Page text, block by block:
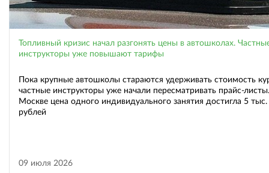
Топливный кризис начал разгонять цены в автошколах.
инструкторы уже повышают тарифы
Пока крупные автошколы стараются удерживать стоимость
частные инструкторы уже начали пересматривать прайс-
Москве цена одного индивидуального занятия достигла 5 тыс.
рублей
09 июля 2026